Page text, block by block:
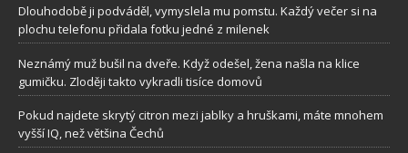
Dlouhodobě ji podváděl, vymyslela mu pomstu. Každý večer si na
plochu telefonu přidala fotku jedné z milenek
Neznámý muž bušil na dveře. Když odešel, žena našla na klice
gumičku. Zloději takto vykradli tisíce domovů
Pokud najdete skrytý citron mezi jablky a hruškami, máte mnohem
vyšší IQ, než většina Čechů